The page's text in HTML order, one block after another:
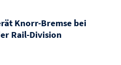
Knorr-Bremse bei
Rail-Division